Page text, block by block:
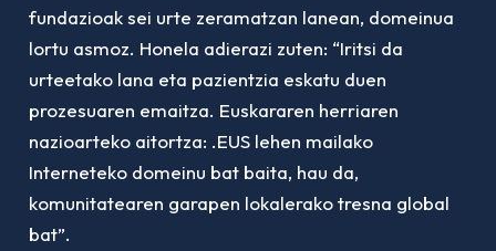
fundazioak sei urte zeramatzan lanean, domeinua
lortu asmoz. Honela adierazi zuten: “Iritsi da
urteetako lana eta pazientzia eskatu duen
prozesuaren emaitza. Euskararen herriaren
nazioarteko aitortza: .EUS lehen mailako
Interneteko domeinu bat baita, hau da,
komunitatearen garapen lokalerako tresna global
bat”.